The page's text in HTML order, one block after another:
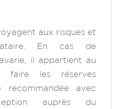
aux risques et
En cas de
il appartient au
faire les réserves
avec
auprès du